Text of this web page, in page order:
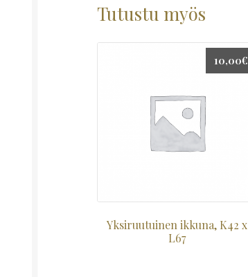
Tutustu myös
Yksiruutuinen ikkuna, K42 x
L67
10,00€